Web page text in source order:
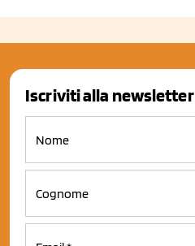
Iscriviti alla newsletter